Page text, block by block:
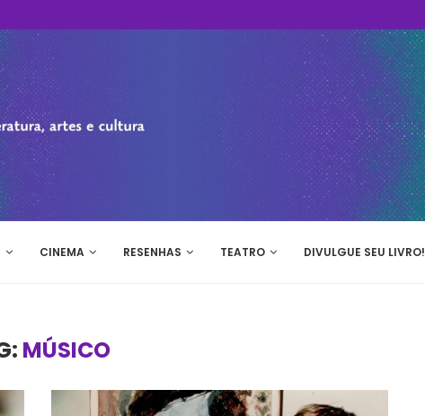
CINEMA RESENHAS TEATRO DIVULGUE SEU LIVRO!
MÚSICO